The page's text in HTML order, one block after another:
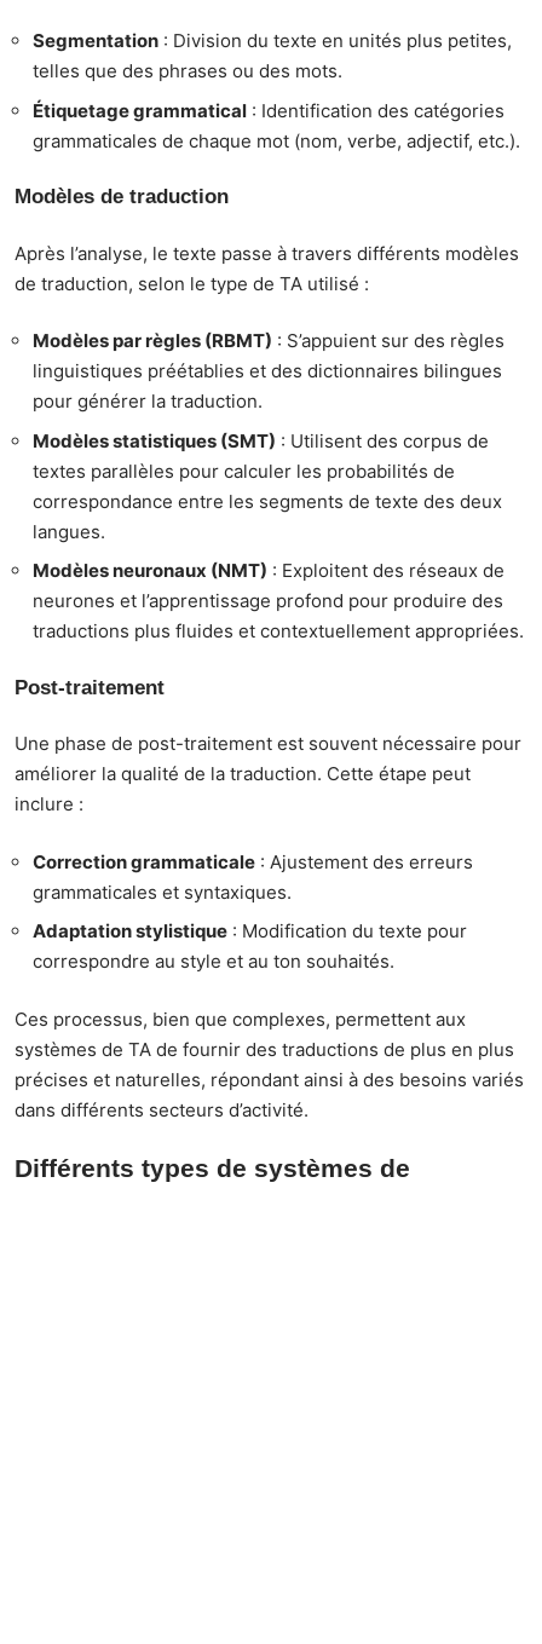
Segmentation : Division du texte en unités plus petites,
telles que des phrases ou des mots.
Étiquetage grammatical : Identification des catégories
grammaticales de chaque mot (nom, verbe, adjectif, etc.).
Modèles de traduction
Après l’analyse, le texte passe à travers différents modèles
de traduction, selon le type de TA utilisé :
Modèles par règles (RBMT) : S’appuient sur des règles
linguistiques préétablies et des dictionnaires bilingues
pour générer la traduction.
Modèles statistiques (SMT) : Utilisent des corpus de
textes parallèles pour calculer les probabilités de
correspondance entre les segments de texte des deux
langues.
Modèles neuronaux (NMT) : Exploitent des réseaux de
neurones et l’apprentissage profond pour produire des
traductions plus fluides et contextuellement appropriées.
Post-traitement
Une phase de post-traitement est souvent nécessaire pour
améliorer la qualité de la traduction. Cette étape peut
inclure :
Correction grammaticale : Ajustement des erreurs
grammaticales et syntaxiques.
Adaptation stylistique : Modification du texte pour
correspondre au style et au ton souhaités.
Ces processus, bien que complexes, permettent aux
systèmes de TA de fournir des traductions de plus en plus
précises et naturelles, répondant ainsi à des besoins variés
dans différents secteurs d’activité.
Différents types de systèmes de